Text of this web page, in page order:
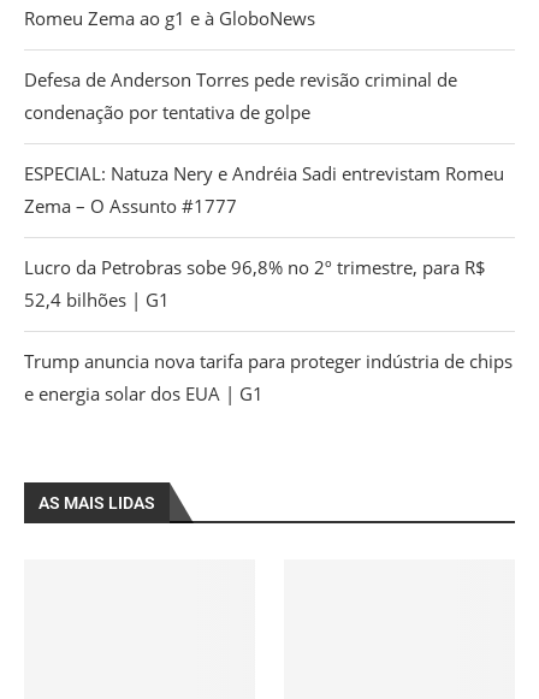
Romeu Zema ao g1 e à GloboNews
Defesa de Anderson Torres pede revisão criminal de
condenação por tentativa de golpe
ESPECIAL: Natuza Nery e Andréia Sadi entrevistam Romeu
Zema – O Assunto #1777
Lucro da Petrobras sobe 96,8% no 2º trimestre, para R$
52,4 bilhões | G1
Trump anuncia nova tarifa para proteger indústria de chips
e energia solar dos EUA | G1
AS MAIS LIDAS